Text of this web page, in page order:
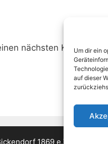
Um dir ein
auf dieser
nächsten
1869 e.V.